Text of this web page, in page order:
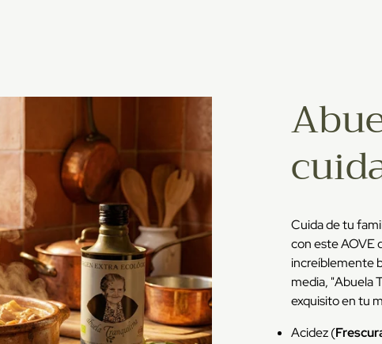
Cuida de tu
con este AOVE
increíblemente
media, "Abuela
exquisito en tu
Acidez (